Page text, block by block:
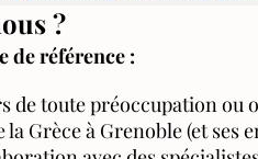
?
de référence :
de toute préoccupation
Grèce à Grenoble (et ses